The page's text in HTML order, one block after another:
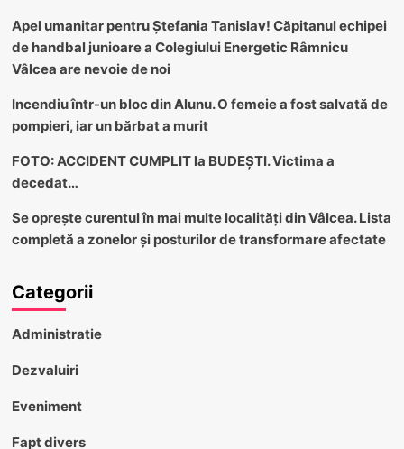
Apel umanitar pentru Ștefania Tanislav! Căpitanul echipei
de handbal junioare a Colegiului Energetic Râmnicu
Vâlcea are nevoie de noi
Incendiu într-un bloc din Alunu. O femeie a fost salvată de
pompieri, iar un bărbat a murit
FOTO: ACCIDENT CUMPLIT la BUDEȘTI. Victima a
decedat…
Se oprește curentul în mai multe localități din Vâlcea. Lista
completă a zonelor și posturilor de transformare afectate
Categorii
Administratie
Dezvaluiri
Eveniment
Fapt divers